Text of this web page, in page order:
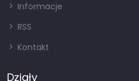
Informacje
RSS
Kontakt
Działy